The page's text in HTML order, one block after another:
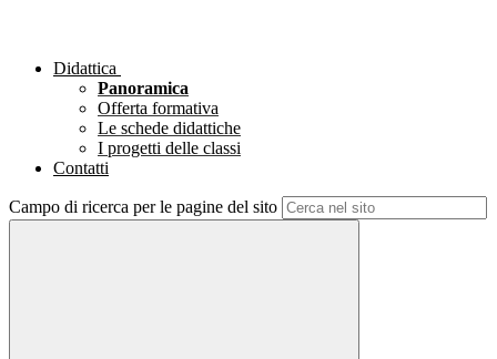
Didattica
Panoramica
Offerta formativa
Le schede didattiche
I progetti delle classi
Contatti
Campo di ricerca per le pagine del sito